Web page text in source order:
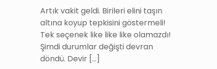
Artık vakit geldi. Birileri elini taşın
altına koyup tepkisini göstermeli!
Tek seçenek like like like olamazdı!
Şimdi durumlar değişti devran
döndü. Devir […]